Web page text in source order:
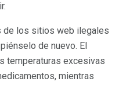
de los sitios web ilegales
de nuevo. El
temperaturas excesivas
mientras